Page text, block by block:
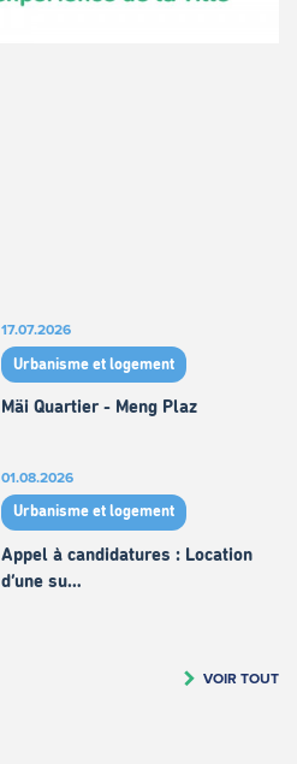
17.07.2026
Urbanisme et logement
Mäi Quartier - Meng Plaz
01.08.2026
Urbanisme et logement
Appel à candidatures : Location
d’une su…
VOIR TOUT